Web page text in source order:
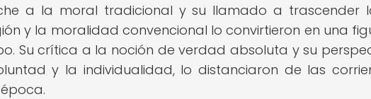
a la moral tradicional y su llamado a trascender
y la moralidad convencional lo convirtieron en una
Su crítica a la noción de verdad absoluta y su
y la individualidad, lo distanciaron de las